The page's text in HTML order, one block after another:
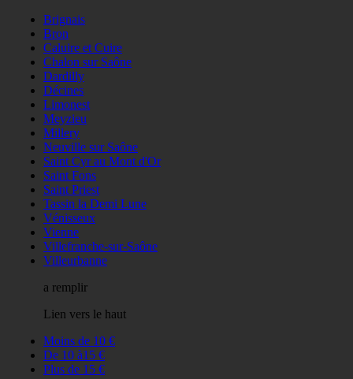
Brignais
Bron
Caluire et Cuire
Chalon sur Saône
Dardilly
Décines
Limonest
Meyzieu
Millery
Neuville sur Saône
Saint Cyr au Mont d'Or
Saint Fons
Saint Priest
Tassin la Demi Lune
Vénisseux
Vienne
Villefranche-sur-Saône
Villeurbanne
a remplir
Lien vers le haut
Moins de 10 €
De 10 à15 €
Plus de 15 €